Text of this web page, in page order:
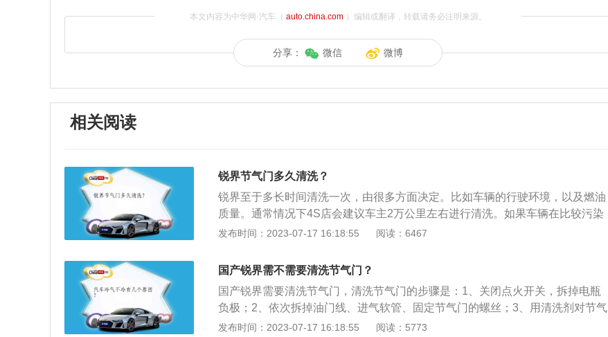
本文内容为中华网·汽车（ auto.china.com）编辑或翻译，转载请务必注明来源。
分享： 微信 微博
相关阅读
锐界节气门多久清洗？
锐界至于多长时间清洗一次，由很多方面决定。比如车辆的行驶环境，以及燃油
质量。通常情况下4S店会建议车主2万公里左右进行清洗。如果车辆在比较污染
（主要指可吸入颗粒物）的环境下工作，节气门上面会很快存在堆积的杂质，时
显。以下为相关内容的部分介绍:1.关于节气门多久清洗一次，并没有严格的限
制，这与用车习惯有关。从现象上看，当出现怠速不稳等情况后，就应当考虑进
行清洗。2.长时间不清洗节气门会导致节气门的开度产生误差，同时会导致有杂
质的空气进入发动机燃烧室，这两个结果都能导致发动机工作异常，主要表现为
怠速不稳、行驶出现突然收油门的感觉、动力会有所下降，严重时甚至会造成启
发布时间：2023-07-17 16:18:55 阅读：6467
国产锐界需不需要清洗节气门？
国产锐界需要清洗节气门，清洗节气门的步骤是：1、关闭点火开关，拆掉电瓶
负极；2、依次拆掉油门线、进气软管、固定节气门的螺丝；3、用清洗剂对节气
门清洗，清洗不到的地方用棉线进行擦拭。以2021款锐界为例，其属于中型su
发布时间：2023-07-17 16:18:55 阅读：5773